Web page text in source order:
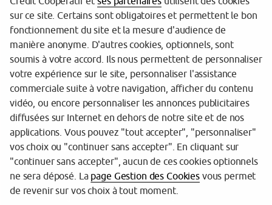
Garantie des Dépôts
Protection des données personnelles
Gestion des cookies
Sécurité
Tarifs
Mentions légales
Réglementation
Accessibilité (partiellement conforme)
sur ce site. Certains sont obligatoires et permettent le bon
fonctionnement du site et la mesure d'audience de
manière anonyme. D'autres cookies, optionnels, sont
soumis à votre accord. Ils nous permettent de personnaliser
votre expérience sur le site, personnaliser l'assistance
commerciale suite à votre navigation, afficher du contenu
vidéo, ou encore personnaliser les annonces publicitaires
diffusées sur Internet en dehors de notre site et de nos
applications. Vous pouvez "tout accepter", "personnaliser"
vos choix ou "continuer sans accepter". En cliquant sur
"continuer sans accepter", aucun de ces cookies optionnels
ne sera déposé. La page Gestion des Cookiesvous permet
de revenir sur vos choix à tout moment.